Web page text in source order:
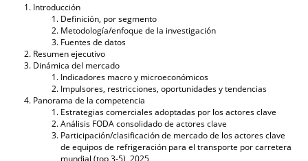
Introducción
Definición, por segmento
Metodología/enfoque de la investigación
Fuentes de datos
Resumen ejecutivo
Dinámica del mercado
Indicadores macro y microeconómicos
Impulsores, restricciones, oportunidades y tendencias
Panorama de la competencia
Estrategias comerciales adoptadas por los actores clave
Análisis FODA consolidado de actores clave
Participación/clasificación de mercado de los actores clave
de equipos de refrigeración para el transporte por carretera
mundial (top 3-5), 2025